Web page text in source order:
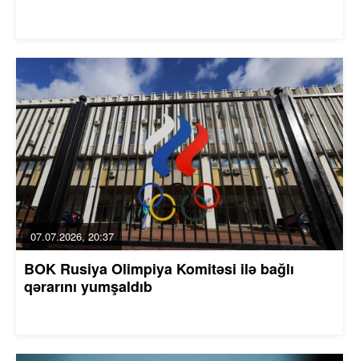
07.07.2026, 20:37
BOK Rusiya Olimpiya Komitəsi ilə bağlı
qərarını yumşaldıb